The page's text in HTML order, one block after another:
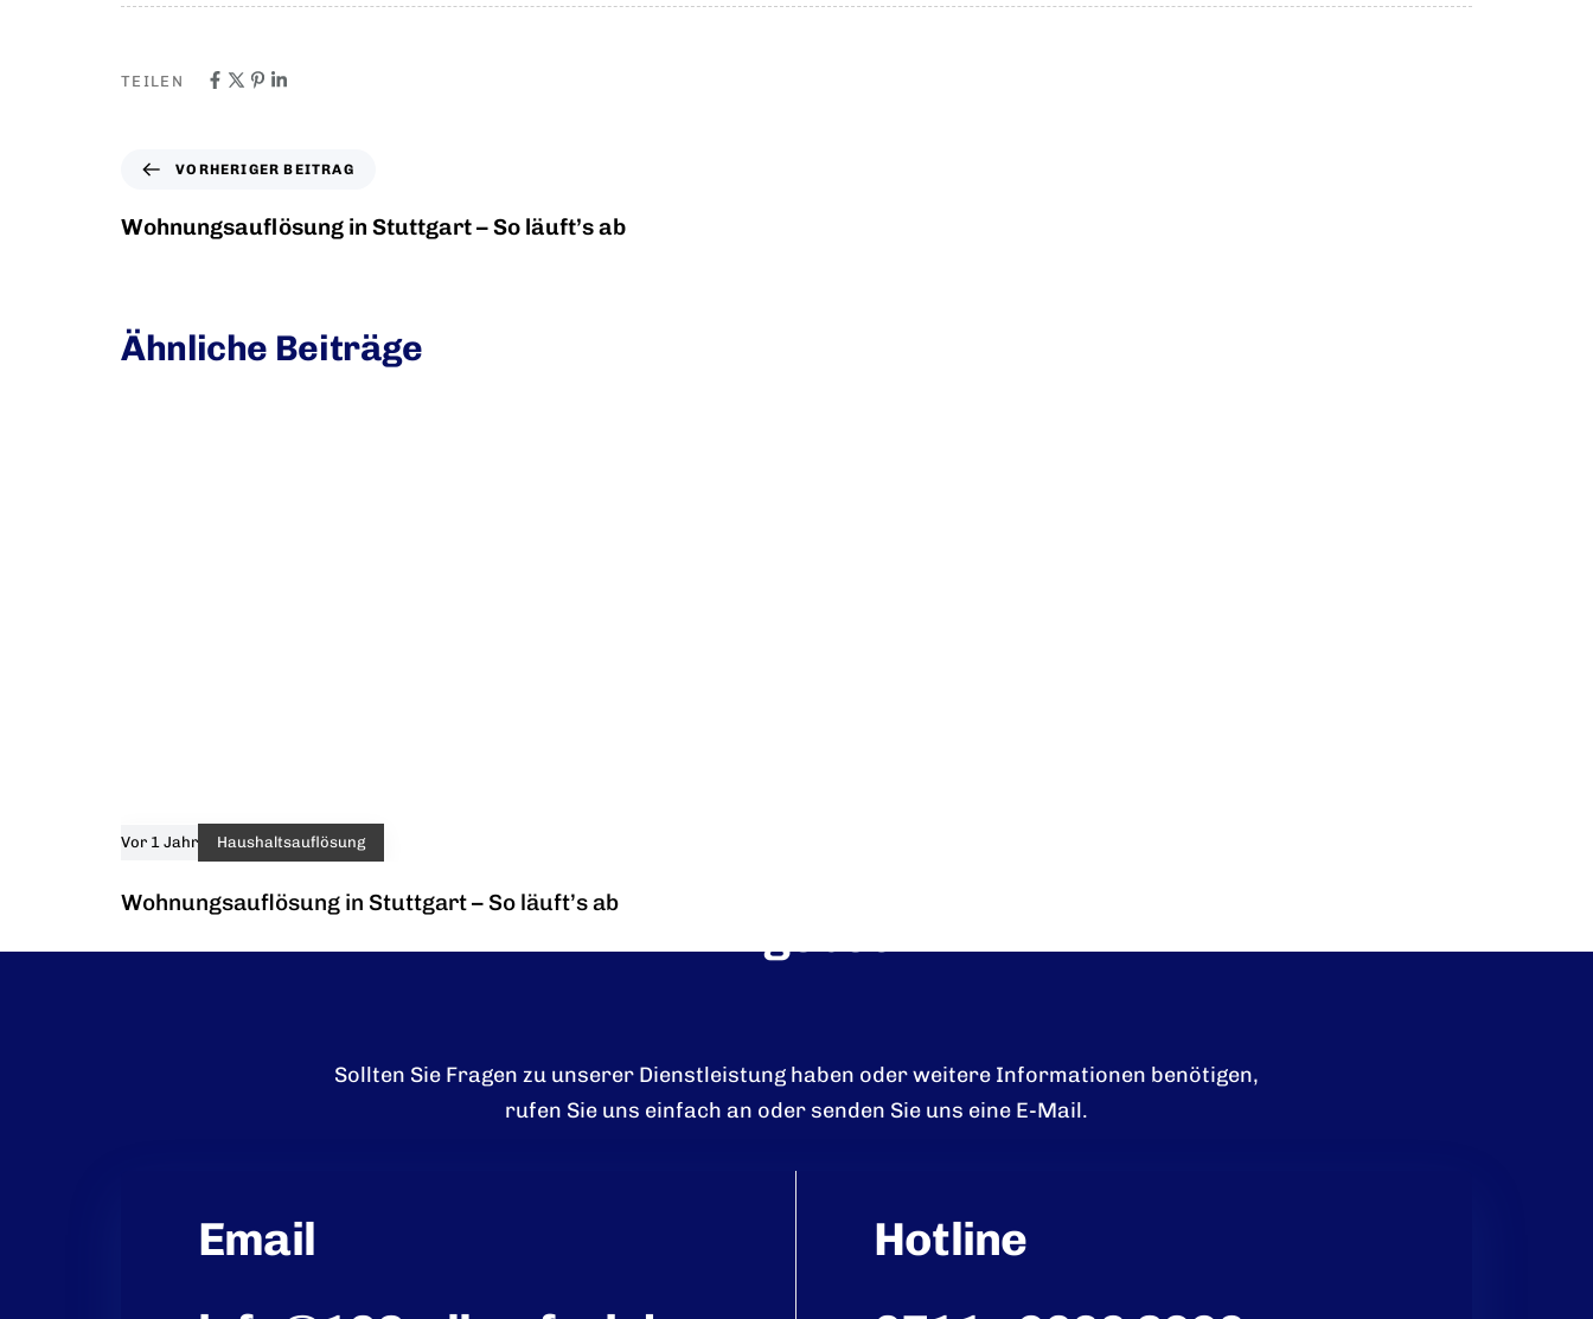
TEILEN
VORHERIGER BEITRAG
Wohnungsauflösung in Stuttgart – So läuft’s ab
Ähnliche Beiträge
Vor 1 Jahr Haushaltsauflösung
Wohnungsauflösung in Stuttgart – So läuft’s ab
Gerne erstellen wir Ihnen ein kostenloses und unverbindliches
Sollten Sie Fragen zu unserer Dienstleistung haben oder weitere Informationen benötigen,
rufen Sie uns einfach an oder senden Sie uns eine E-Mail.
Email
Hotline